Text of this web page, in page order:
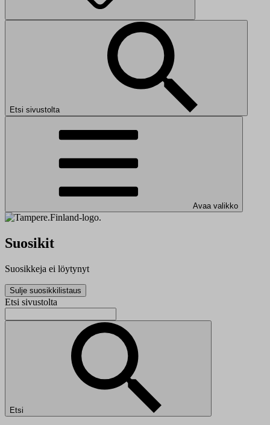
Etsi sivustolta
Avaa valikko
Suosikit
Suosikkeja ei löytynyt
Sulje suosikkilistaus
Etsi sivustolta
Etsi